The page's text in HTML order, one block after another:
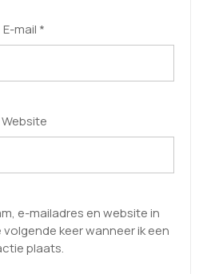
E-mail *
Website
e-mailadres en website in
keer wanneer ik een
plaats.